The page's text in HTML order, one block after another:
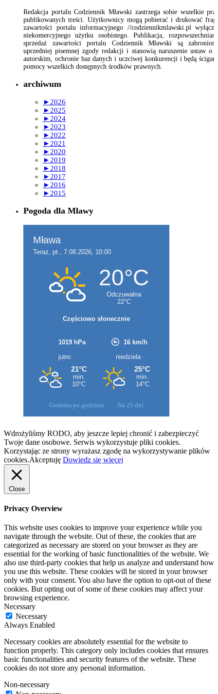
Redakcja portalu Codziennik Mławski zastrzega sobie wszelkie
publikowanych treści. Użytkownicy mogą pobierać i drukować
zawartości portalu informacyjnego //codziennikmlawski.pl
niekomercyjnego użytku osobistego. Publikacja,
sprzedaż zawartości portalu Codziennik Mławski są
uprzedniej pisemnej zgody redakcji i stanowią naruszenie ustaw o
autorskim, ochronie baz danych i uczciwej konkurencji i będą
pomocy wszelkich dostępnych środków prawnych.
archiwum
► 2026
► 2025
► 2024
► 2023
► 2022
► 2021
► 2020
► 2019
► 2018
► 2017
► 2016
► 2015
Pogoda dla Mławy
Godzina po godzinie Na 25 dni
Wdrożyliśmy RODO, aby jeszcze lepiej chronić i zabezpieczyć
Twoje dane osobowe. Serwis wykorzystuje pliki cookies.
Korzystając ze strony wyrażasz zgodę na wykorzystywanie plików
cookies.Akceptuję Dowiedz się więcej
Close
Privacy Overview
This website uses cookies to improve your experience while you
navigate through the website. Out of these, the cookies that are
categorized as necessary are stored on your browser as they are
essential for the working of basic functionalities of the website. We
also use third-party cookies that help us analyze and understand how
you use this website. These cookies will be stored in your browser
only with your consent. You also have the option to opt-out of these
cookies. But opting out of some of these cookies may affect your
browsing experience.
Necessary
Necessary
Always Enabled
Necessary cookies are absolutely essential for the website to
function properly. This category only includes cookies that ensures
basic functionalities and security features of the website. These
cookies do not store any personal information.
Non-necessary